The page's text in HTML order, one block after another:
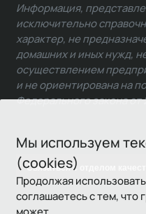
Мы используем
(cookies)
Продолжая
соглашаетесь с тем, что
может
Связаться с отделом
Информация,
исключительно
характер, не
домашних и иных нужд,
осуществлением
и не ориентирована на
Федерального закона